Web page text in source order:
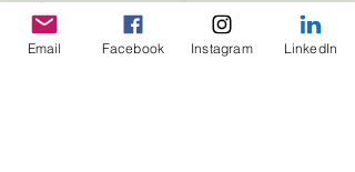
quotidienne et développe mes propres
recettes d’émaux.
Email Facebook Instagram LinkedIn